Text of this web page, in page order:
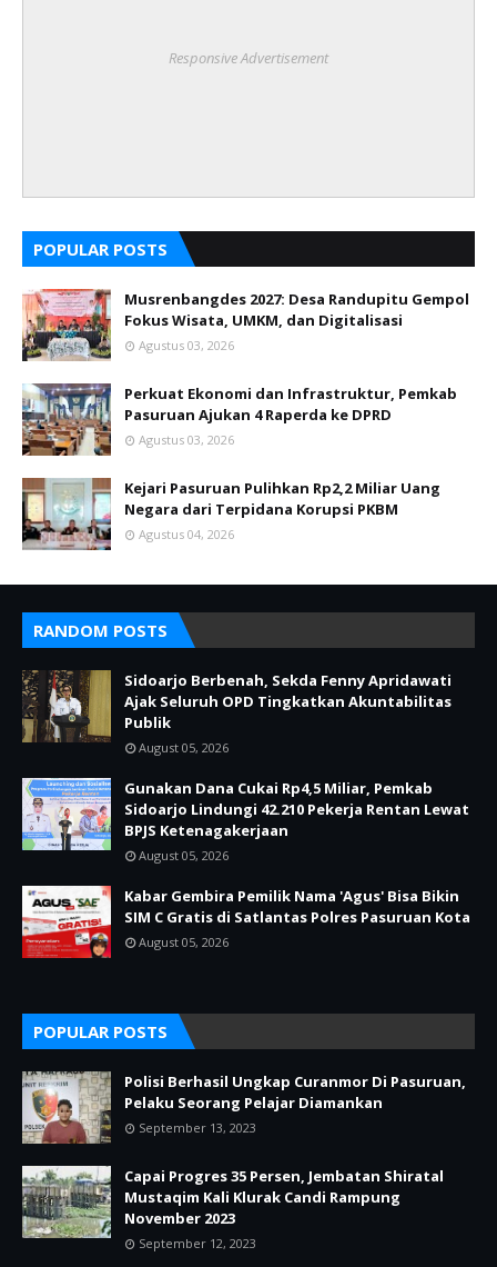
Responsive Advertisement
POPULAR POSTS
Musrenbangdes 2027: Desa Randupitu Gempol
Fokus Wisata, UMKM, dan Digitalisasi
Agustus 03, 2026
Perkuat Ekonomi dan Infrastruktur, Pemkab
Pasuruan Ajukan 4 Raperda ke DPRD
Agustus 03, 2026
Kejari Pasuruan Pulihkan Rp2,2 Miliar Uang
Negara dari Terpidana Korupsi PKBM
Agustus 04, 2026
RANDOM POSTS
Sidoarjo Berbenah, Sekda Fenny Apridawati
Ajak Seluruh OPD Tingkatkan Akuntabilitas
Publik
August 05, 2026
Gunakan Dana Cukai Rp4,5 Miliar, Pemkab
Sidoarjo Lindungi 42.210 Pekerja Rentan Lewat
BPJS Ketenagakerjaan
August 05, 2026
Kabar Gembira Pemilik Nama 'Agus' Bisa Bikin
SIM C Gratis di Satlantas Polres Pasuruan Kota
August 05, 2026
POPULAR POSTS
Polisi Berhasil Ungkap Curanmor Di Pasuruan,
Pelaku Seorang Pelajar Diamankan
September 13, 2023
Capai Progres 35 Persen, Jembatan Shiratal
Mustaqim Kali Klurak Candi Rampung
November 2023
September 12, 2023